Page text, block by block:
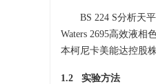
BS 224 S分析天
Waters 2695高效液
本柯尼卡美能达控股
1.2 实验方法